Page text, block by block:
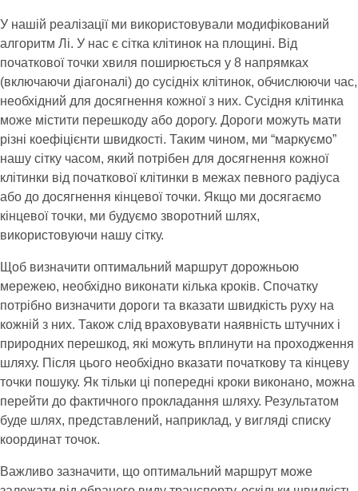
У нашій реалізації ми використовували модифікований
алгоритм Лі. У нас є сітка клітинок на площині. Від
початкової точки хвиля поширюється у 8 напрямках
(включаючи діагоналі) до сусідніх клітинок, обчислюючи час,
необхідний для досягнення кожної з них. Сусідня клітинка
може містити перешкоду або дорогу. Дороги можуть мати
різні коефіцієнти швидкості. Таким чином, ми “маркуємо”
нашу сітку часом, який потрібен для досягнення кожної
клітинки від початкової клітинки в межах певного радіуса
або до досягнення кінцевої точки. Якщо ми досягаємо
кінцевої точки, ми будуємо зворотний шлях,
використовуючи нашу сітку.
Щоб визначити оптимальний маршрут дорожньою
мережею, необхідно виконати кілька кроків. Спочатку
потрібно визначити дороги та вказати швидкість руху на
кожній з них. Також слід враховувати наявність штучних і
природних перешкод, які можуть вплинути на проходження
шляху. Після цього необхідно вказати початкову та кінцеву
точки пошуку. Як тільки ці попередні кроки виконано, можна
перейти до фактичного прокладання шляху. Результатом
буде шлях, представлений, наприклад, у вигляді списку
координат точок.
Важливо зазначити, що оптимальний маршрут може